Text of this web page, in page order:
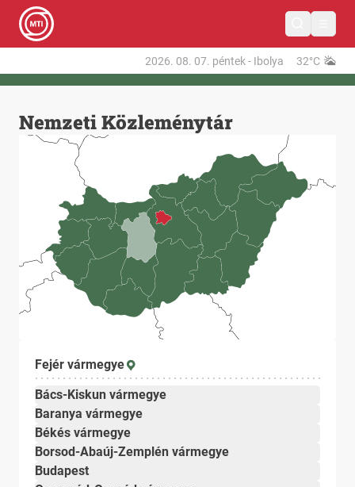
2026. 08. 07. péntek- Ibolya 32°C
Nemzeti Közleménytár
Fejér vármegye
Bács-Kiskun vármegye
Baranya vármegye
Békés vármegye
Borsod-Abaúj-Zemplén vármegye
Budapest